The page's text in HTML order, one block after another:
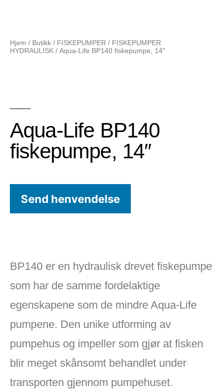
Hjem / Butikk / FISKEPUMPER / FISKEPUMPER
HYDRAULISK / Aqua-Life BP140 fiskepumpe, 14″
Aqua-Life BP140
fiskepumpe, 14″
Send henvendelse
BP140 er en hydraulisk drevet fiskepumpe
som har de samme fordelaktige
egenskapene som de mindre Aqua-Life
pumpene. Den unike utforming av
pumpehus og impeller som gjør at fisken
blir meget skånsomt behandlet under
transporten gjennom pumpehuset.